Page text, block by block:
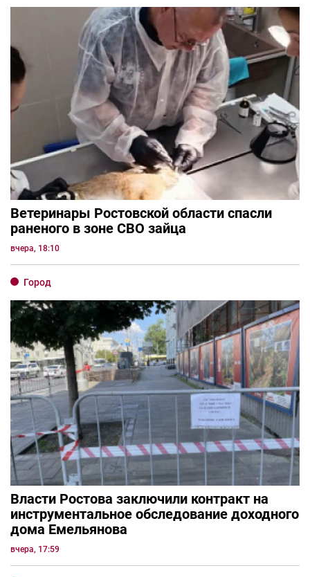
Ветеринары Ростовской области спасли
раненого в зоне СВО зайца
вчера, 18:10
Город
Власти Ростова заключили контракт на
инструментальное обследование доходного
дома Емельянова
вчера, 17:59